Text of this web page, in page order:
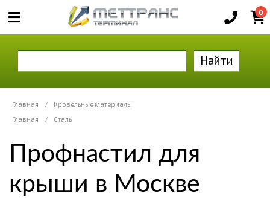
0
Найти
Главная /
Кровельные материалы
Главная
/ Сталь
Профнастил для
крыши в Москве